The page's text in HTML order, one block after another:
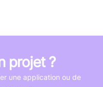
projet ?
une application ou de